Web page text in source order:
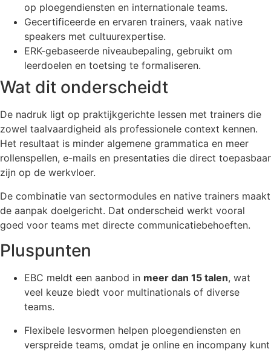
op ploegendiensten en internationale teams.
Gecertificeerde en ervaren trainers, vaak native
speakers met cultuurexpertise.
ERK-gebaseerde niveaubepaling, gebruikt om
leerdoelen en toetsing te formaliseren.
Wat dit onderscheidt
De nadruk ligt op praktijkgerichte lessen met trainers die
zowel taalvaardigheid als professionele context kennen.
Het resultaat is minder algemene grammatica en meer
rollenspellen, e-mails en presentaties die direct toepasbaar
zijn op de werkvloer.
De combinatie van sectormodules en native trainers maakt
de aanpak doelgericht. Dat onderscheid werkt vooral
goed voor teams met directe communicatiebehoeften.
Pluspunten
EBC meldt een aanbod in meer dan 15 talen, wat
veel keuze biedt voor multinationals of diverse
teams.
Flexibele lesvormen helpen ploegendiensten en
verspreide teams, omdat je online en incompany kunt